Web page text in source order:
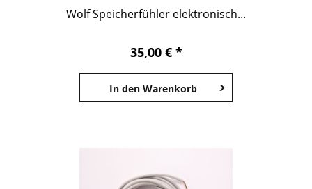
Wolf Speicherfühler elektronisch...
35,00 € *
In den Warenkorb